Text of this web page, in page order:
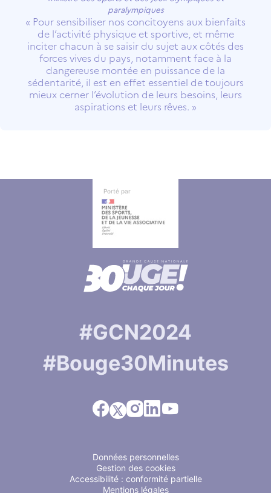
« Pour sensibiliser nos concitoyens aux bienfaits
de l’activité physique et sportive, et même
inciter chacun à se saisir du sujet aux côtés des
forces vives du pays, notamment face à la
dangereuse montée en puissance de la
sédentarité, il est en effet essentiel de toujours
mieux cerner l’évolution de leurs besoins, leurs
aspirations et leurs rêves. »
paralympiques
Autres informations
Autres informations
Porté par
#GCN2024
#Bouge30Minutes
Facebook
X Instagram
LinkedinYoutube
Données personnelles
Gestion des cookies
Accessibilité : conformité partielle
Mentions légales